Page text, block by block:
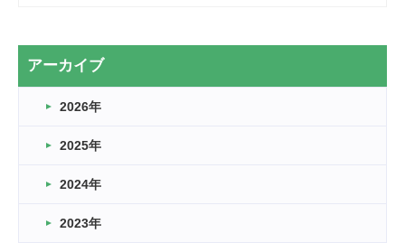
2026.03.20
なぎなた
2026.03.16
車いすバスケとRくんのお話
卒業・卒園の季節★
アーカイブ
2026年
2025年
2024年
2023年